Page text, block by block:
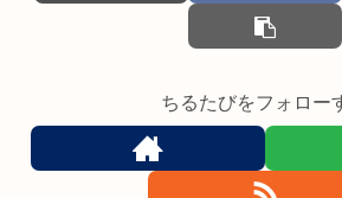
ちるたびをフォロー